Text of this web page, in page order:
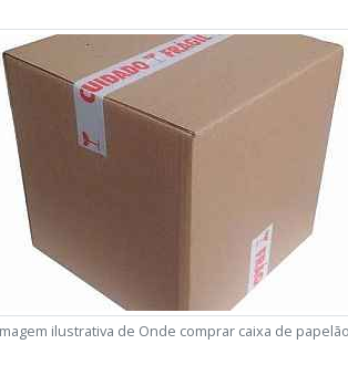
ilustrativa de Onde comprar caixa de papelão